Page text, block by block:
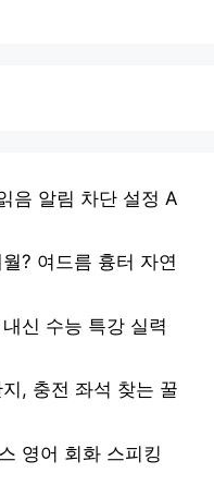
음 알림 차단 설정 A
? 여드름 흉터 자연
신 수능 특강 실력
, 충전 좌석 찾는 꿀
영어 회화 스피킹